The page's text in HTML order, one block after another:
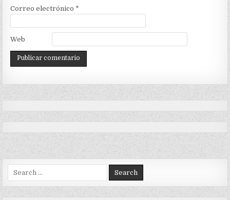
Correo electrónico *
Web
Search
for: